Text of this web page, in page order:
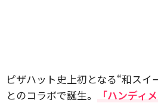
ピザハット史上初となる“和スイ
とのコラボで誕生。
「ハンディ